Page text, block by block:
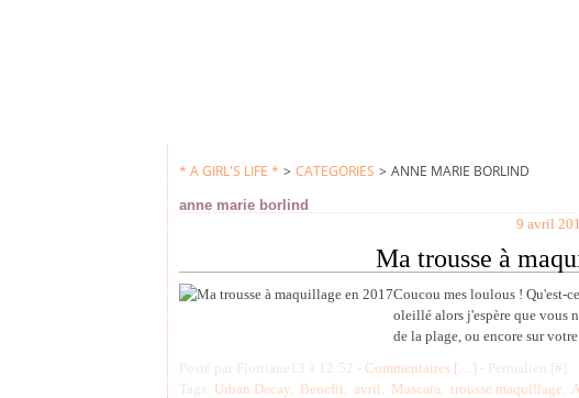
* A GIRL'S LIFE * > CATEGORIES > ANNE MARIE BORLIND
anne marie borlind
9 avril
Ma trousse à
Coucou mes loulous ! Qu'est-
oleillé alors j'espère que vous
de la plage, ou encore sur
Commentaires […] #
Urban Decay Benefit avril Mascara trousse maquillage